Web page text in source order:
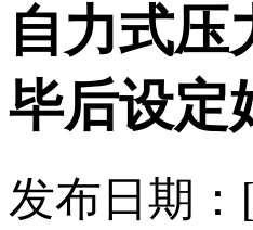
自力式压
毕后设定
发布日期